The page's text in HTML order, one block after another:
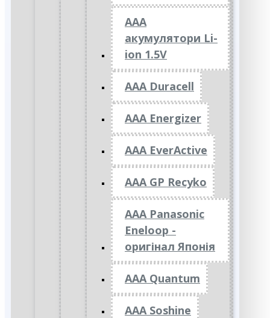
ААА
акумулятори Li-
ion 1.5V
AAA Duracell
AAA Energizer
AAA EverActive
AAA GP Recyko
AAA Panasonic
Eneloop -
оригінал Японія
AAA Quantum
AAA Soshine